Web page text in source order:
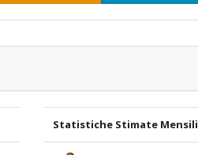
Statistiche Stimate Mensili